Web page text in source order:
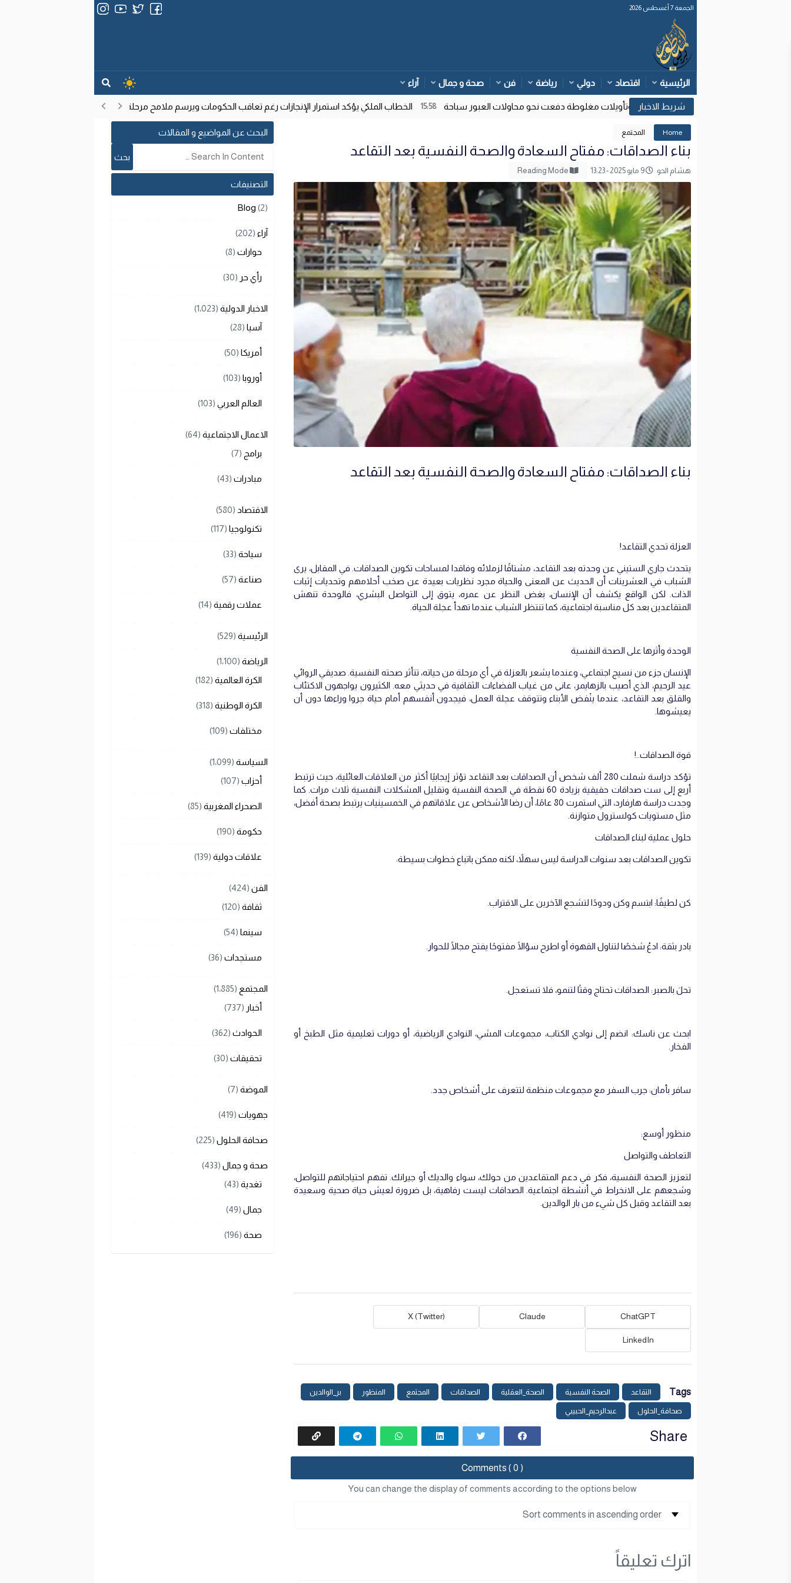
الجمعة 7 أغسطس 2026
الرئيسية اقتصاد دولي رياضة فن صحة و جمال آراء
وزارة الداخلية: قرارات قضائية إسبانية وتأويلات مغلوطة دفعت نحو محاولات العبور سباحة 15:58 الخطاب الملكي يؤكد استمرار الإنجازات رغم تعاقب الحكومات ويرسم ملامح مرحلة تنموية جديدة
Home المجتمع
بناء الصداقات: مفتاح السعادة والصحة النفسية بعد التقاعد
هشام الحو
بناء الصداقات: مفتاح السعادة والصحة النفسية بعد التقاعد
العزلة تحدي التقاعد!
يتحدث جاري الستيني عن وحدته بعد التقاعد، مشتاقًا لزملائه وفاقدا لمساحات تكوين الصداقات. في المقابل، يرى
الشباب في العشرينات أن الحديث عن المعنى والحياة مجرد نظريات بعيدة عن صخب أحلامهم وتحديات إثبات
الذات. لكن الواقع يكشف أن الإنسان، بغض النظر عن عمره، يتوق إلى التواصل البشري، فالوحدة تنهش
المتقاعدين بعد كل مناسبة اجتماعية، كما تنتظر الشباب عندما تهدأ عجلة الحياة.
الوحدة وأثرها على الصحة النفسية
الإنسان جزء من نسيج اجتماعي، وعندما يشعر بالعزلة في أي مرحلة من حياته، تتأثر صحته النفسية. صديقي الروائي
عيد الرحيم، الذي أصيب بالزهايمر، عانى من غياب الفضاءات الثقافية في حديثي معه. الكثيرون يواجهون الاكتئاب
والقلق بعد التقاعد، عندما ينْفض الأبناء وتتوقف عجلة العمل، فيجدون أنفسهم أمام حياة جروا وراءها دون أن
يعيشوها.
قوة الصداقات..!
تؤكد دراسة شملت 280 ألف شخص أن الصداقات بعد التقاعد تؤثر إيجابيًا أكثر من العلاقات العائلية، حيث ترتبط
أربع إلى ست صداقات حقيقية بزيادة 60 نقطة في الصحة النفسية وتقليل المشكلات النفسية ثلاث مرات. كما
وجدت دراسة هارفارد، التي استمرت 80 عامًا، أن رضا الأشخاص عن علاقاتهم في الخمسينيات يرتبط بصحة أفضل،
مثل مستويات كولسترول متوازنة.
حلول عملية لبناء الصداقات
تكوين الصداقات بعد سنوات الدراسة ليس سهلاً، لكنه ممكن باتباع خطوات بسيطة:
كن لطيفًا: ابتسم وكن ودودًا لتشجع الآخرين على الاقتراب.
بادر بثقة: ادعُ شخصًا لتناول القهوة أو اطرح سؤالًا مفتوحًا يفتح مجالًا للحوار.
تحلَ بالصبر: الصداقات تحتاج وقتًا لتنمو، فلا تستعجل.
ابحث عن ناسك: انضم إلى نوادي الكتاب، مجموعات المشي، النوادي الرياضية، أو دورات تعليمية مثل الطبخ أو
الفخار.
سافر بأمان: جرب السفر مع مجموعات منظمة لتتعرف على أشخاص جدد.
منظور أوسع:
التعاطف والتواصل
لتعزيز الصحة النفسية، فكر في دعم المتقاعدين من حولك، سواء والديك أو جيرانك. تفهم احتياجاتهم للتواصل،
وشجعهم على الانخراط في أنشطة اجتماعية. الصداقات ليست رفاهية، بل ضرورة لعيش حياة صحية وسعيدة
بعد التقاعد وقبل كل شيء من بار الوالدين.
ChatGPT
Claude
X (Twitter)
LinkedIn
Tags التقاعد الصحة النفسية الصحة_العقلية الصداقات المجتمع المنظور بر_الوالدين
صحافة_الحلول عبدالرحيم_الحبيبي
Share
Comments ( 0 )
You can change the display of comments according to the options below
اترك تعليقاً
البحث عن المواضيع و المقالات
التصنيفات
Blog (2)
آراء (202)
حوارات (8)
رأي حر (30)
الاخبار الدولية (1٬023)
آسيا (28)
أمريكا (50)
أوروبا (103)
العالم العربي (103)
الاعمال الاجتماعية (64)
برامج (7)
مبادرات (43)
الاقتصاد (580)
تكنولوجيا (117)
سياحة (33)
صناعة (57)
عملات رقمية (14)
الرئيسية (529)
الرياضة (1٬100)
الكرة العالمية (182)
الكرة الوطنية (318)
مختلفات (109)
السياسة (1٬099)
أحزاب (107)
الصحراء المغربية (85)
حكومة (190)
علاقات دولية (139)
الفن (424)
ثقافة (120)
سينما (54)
مستجدات (36)
المجتمع (1٬885)
أخبار (737)
الحوادث (362)
تحقيقات (30)
الموضة (7)
جهويات (419)
صحافة الحلول (225)
صحة و جمال (433)
تغدية (43)
جمال (49)
صحة (196)